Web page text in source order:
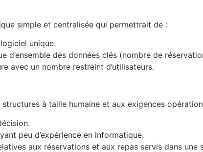
simple et centralisée qui permettrait de :
unique.
des données clés (nombre de
avec un nombre restreint d’utilisateurs.
à taille humaine et aux exigences
peu d’expérience en informatique.
aux réservations et aux repas servis dans une